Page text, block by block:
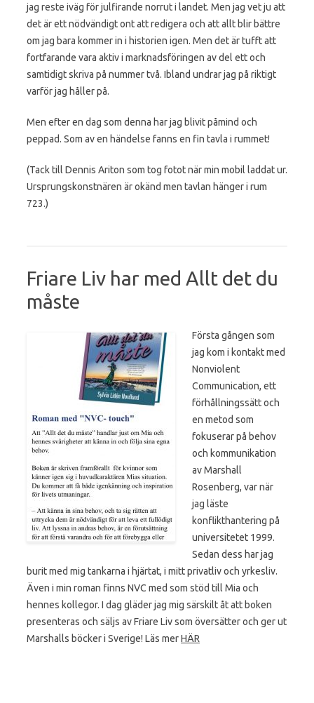
jag reste iväg för julfirande norrut i landet. Men jag vet ju att
det är ett nödvändigt ont att redigera och att allt blir bättre
om jag bara kommer in i historien igen. Men det är tufft att
fortfarande vara aktiv i marknadsföringen av del ett och
samtidigt skriva på nummer två. Ibland undrar jag på riktigt
varför jag håller på.
Men efter en dag som denna har jag blivit påmind och
peppad. Som av en händelse fanns en fin tavla i rummet!
(Tack till Dennis Ariton som tog fotot när min mobil laddat ur.
Ursprungskonstnären är okänd men tavlan hänger i rum
723.)
Friare Liv har med Allt det du
måste
Första gången som
jag kom i kontakt med
Nonviolent
Communication, ett
förhållningssätt och
en metod som
fokuserar på behov
och kommunikation
av Marshall
Rosenberg, var när
jag läste
konflikthantering på
universitetet 1999.
Sedan dess har jag
burit med mig tankarna i hjärtat, i mitt privatliv och yrkesliv.
Även i min roman finns NVC med som stöd till Mia och
hennes kollegor. I dag gläder jag mig särskilt åt att boken
presenteras och säljs av Friare Liv som översätter och ger ut
Marshalls böcker i Sverige! Läs merHÄR